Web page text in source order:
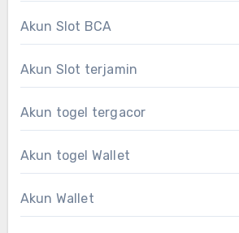
Akun Slot BCA
Akun Slot terjamin
Akun togel tergacor
Akun togel Wallet
Akun Wallet